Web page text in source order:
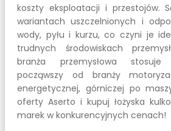
koszty eksploatacji i przestojów.
wariantach uszczelnionych i
wody, pyłu i kurzu, co czyni je
trudnych środowiskach
branża przemysłowa stosuje
począwszy od branży
energetycznej, górniczej po
oferty Aserto i kupuj łożyska
marek w konkurencyjnych cenach!